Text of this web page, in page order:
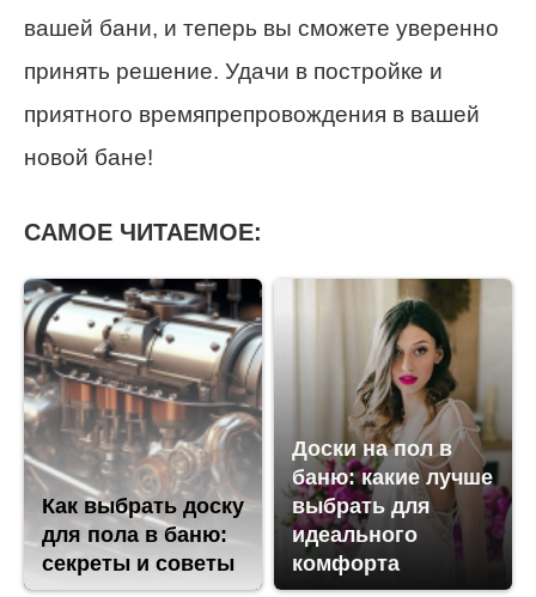
вашей бани, и теперь вы сможете уверенно
принять решение. Удачи в постройке и
приятного времяпрепровождения в вашей
новой бане!
САМОЕ ЧИТАЕМОЕ:
Как выбрать доску
для пола в баню:
секреты и советы
Доски на пол в
баню: какие лучше
выбрать для
идеального
комфорта